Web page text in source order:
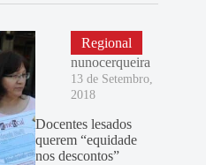
Regional
nunocerqueira
13 de Setembro,
2018
Docentes lesados
querem “equidade
nos descontos”